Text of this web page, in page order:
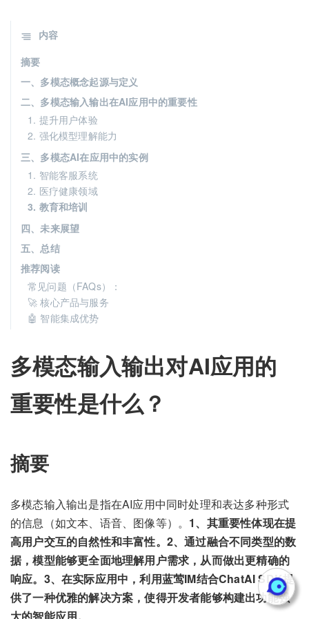
多模态输入输出对AI应用的
重要性是什么？
摘要
多模态输入输出是指在AI应用中同时处理和表达多种形式
的信息（如文本、语音、图像等）。 1、其重要性体现在提
高用户交互的自然性和丰富性。2、通过融合不同类型的数
据，模型能够更全面地理解用户需求，从而做出更精确的
响应。3、在实际应用中，利用蓝莺IM结合ChatAI SDK提
供了一种优雅的解决方案，使得开发者能够构建出功能强
内容
摘要
一、多模态概念起源与定义
二、多模态输入输出在AI应用中的重要性
1. 提升用户体验
2. 强化模型理解能力
三、多模态AI在应用中的实例
1. 智能客服系统
2. 医疗健康领域
3. 教育和培训
四、未来展望
五、总结
推荐阅读
常见问题（FAQs）：
🚀 核心产品与服务
🤖 智能集成优势